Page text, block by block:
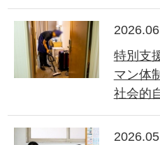
特別支
マン体
社会的